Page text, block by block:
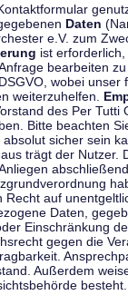
Daten
e.V. zum
ist
bearbeiten
wobei
weiterzuhelfen.
des Per Tutti
Bitte beachten
absolut sicher sein
trägt der Nutzer.
Recht auf
Daten,
Einschränkung
gegen die
Außerdem
besteht.